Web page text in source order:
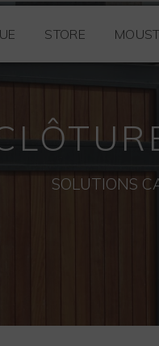
STORE
SOLUTIONS